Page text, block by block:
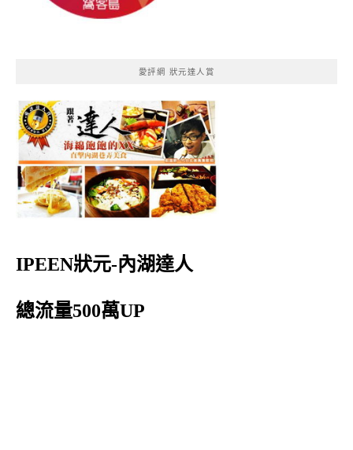
愛評網 狀元達人賞
IPEEN狀元-內湖達人
總流量500萬UP